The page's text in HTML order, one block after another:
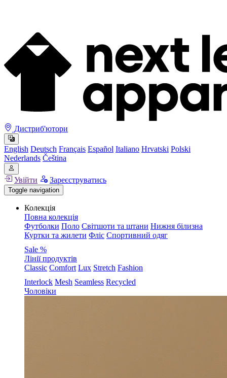
Дистриб'ютори
English Deutsch Français Español Italiano Hrvatski Polski
Nederlands Čeština
Увійти Зареєструватись
Toggle navigation
Колекція
Повна колекція
Футболки Поло Світшоти та штани Нижня білизна
Куртки та жилети Фліс Спортивний одяг
Sale %
Лінії продуктів
Classic Comfort Lux Stretch Fashion
Interlock Mesh Seamless Recycled
Чоловіки